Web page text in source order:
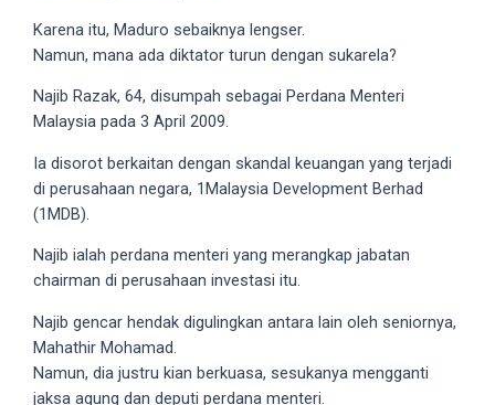
also
use
embed
code
share
videos
websites.
18Tube.tv
Karena itu, Maduro sebaiknya lengser.
Namun, mana ada diktator turun dengan sukarela?
Najib Razak, 64, disumpah sebagai Perdana Menteri
Malaysia pada 3 April 2009.
Ia disorot berkaitan dengan skandal keuangan yang terjadi
di perusahaan negara, 1Malaysia Development Berhad
(1MDB).
Najib ialah perdana menteri yang merangkap jabatan
chairman di perusahaan investasi itu.
Najib gencar hendak digulingkan antara lain oleh seniornya,
Mahathir Mohamad.
Namun, dia justru kian berkuasa, sesukanya mengganti
jaksa agung dan deputi perdana menteri.